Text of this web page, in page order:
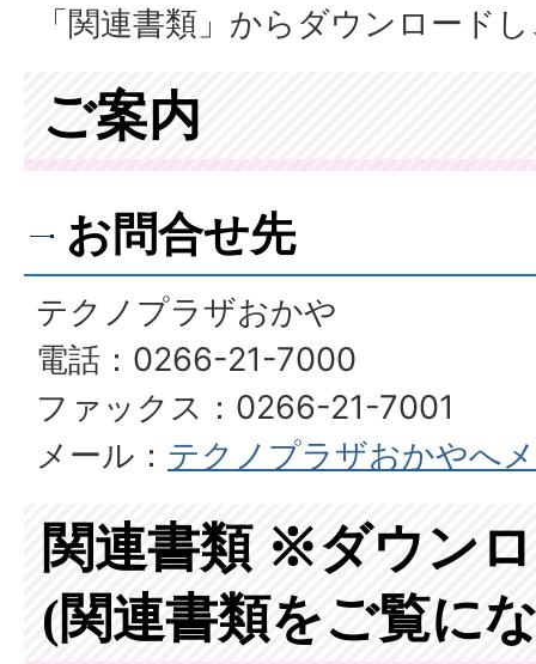
「関連書類」からダウンロード
ご案内
お問合せ先
テクノプラザおかや
電話：0266-21-7000
ファックス：0266-21-7001
メール： テクノプラザおかやへ
関連書類 ※ダウン
(関連書類をご覧に